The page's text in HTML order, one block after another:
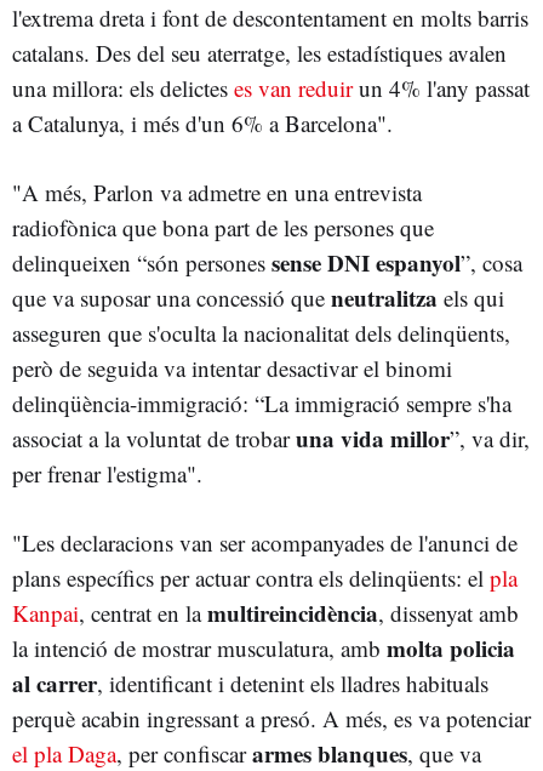
l'extrema dreta i font de descontentament en molts barris
catalans. Des del seu aterratge, les estadístiques avalen
una millora: els delictes es van reduirun 4% l'any passat
a Catalunya, i més d'un 6% a Barcelona".
"A més, Parlon va admetre en una entrevista
radiofònica que bona part de les persones que
delinqueixen “són persones sense DNI espanyol”, cosa
que va suposar una concessió que neutralitza els qui
asseguren que s'oculta la nacionalitat dels delinqüents,
però de seguida va intentar desactivar el binomi
delinqüència-immigració: “La immigració sempre s'ha
associat a la voluntat de trobaruna vida millor”, va dir,
per frenar l'estigma".
"Les declaracions van ser acompanyades de l'anunci de
plans específics per actuar contra els delinqüents: el pla
Kanpai, centrat en lamultireincidència, dissenyat amb
la intenció de mostrar musculatura, amb molta policia
al carrer, identificant i detenint els lladres habituals
perquè acabin ingressant a presó. A més, es va potenciar
el pla Daga, per confiscararmes blanques, que va